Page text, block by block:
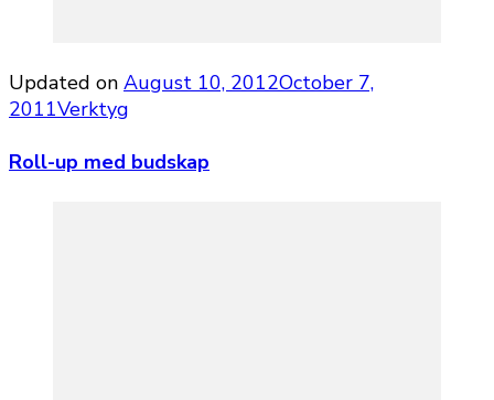
Updated on August 10, 2012October 7,
2011Verktyg
Roll-up med budskap